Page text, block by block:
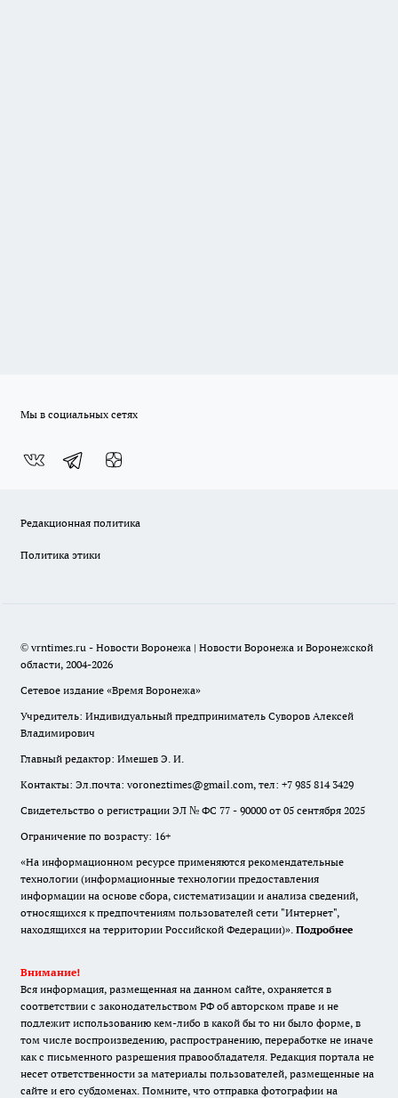
Мы в социальных сетях
Редакционная политика
Политика этики
© vrntimes.ru - Новости Воронежа | Новости Воронежа и Воронежской
области, 2004-2026
Сетевое издание «Время Воронежа»
Учредитель: Индивидуальный предприниматель Суворов Алексей
Владимирович
Главный редактор: Имешев Э. И.
Контакты: Эл.почта: voroneztimes@gmail.com, тел: +7 985 814 3429
Свидетельство о регистрации ЭЛ № ФС 77 - 90000 от 05 сентября 2025
Ограничение по возрасту: 16+
«На информационном ресурсе применяются рекомендательные
технологии (информационные технологии предоставления
информации на основе сбора, систематизации и анализа сведений,
относящихся к предпочтениям пользователей сети "Интернет",
находящихся на территории Российской Федерации)». Подробнее
Внимание!
Вся информация, размещенная на данном сайте, охраняется в
соответствии с законодательством РФ об авторском праве и не
подлежит использованию кем-либо в какой бы то ни было форме, в
том числе воспроизведению, распространению, переработке не иначе
как с письменного разрешения правообладателя. Редакция портала не
несет ответственности за материалы пользователей, размещенные на
сайте и его субдоменах. Помните, что отправка фотографии на